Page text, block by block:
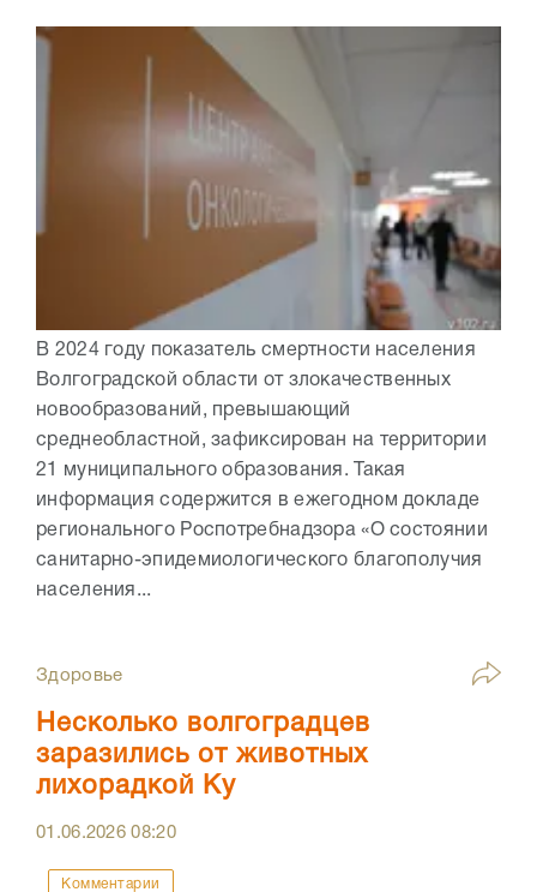
В 2024 году показатель смертности населения
Волгоградской области от злокачественных
новообразований, превышающий
среднеобластной, зафиксирован на территории
21 муниципального образования. Такая
информация содержится в ежегодном докладе
регионального Роспотребнадзора «О состоянии
санитарно-эпидемиологического благополучия
населения...
Здоровье
Несколько волгоградцев
заразились от животных
лихорадкой Ку
01.06.202608:20
Комментарии